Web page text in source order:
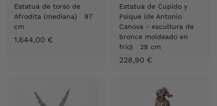
Estatua de torso de
Afrodita (mediana) 97
cm
1.644,00 €1
Estatua de Cupido y
Psique (de Antonio
Canova - escultura de
bronce moldeado en
frío) 28 cm
228,90 €2